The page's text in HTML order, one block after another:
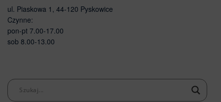
ul. Piaskowa 1, 44-120 Pyskowice
Czynne:
pon-pt 7.00-17.00
sob 8.00-13.00